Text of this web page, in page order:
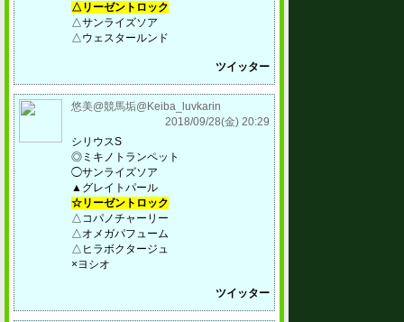
△リーゼントロック
△サンライズソア
△ウェスタールンド
ツイッター
悠美@競馬垢@Keiba_luvkarin
2018/09/28(金) 20:29
シリウスS
◎ミキノトランペット
◯サンライズソア
▲グレイトパール
☆リーゼントロック
△コパノチャーリー
△オメガパフューム
△ヒラボクタージュ
×ヨシオ
ツイッター